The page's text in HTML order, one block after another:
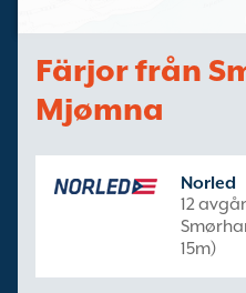
Färjor från
Mjømna
Norled
12
15m)